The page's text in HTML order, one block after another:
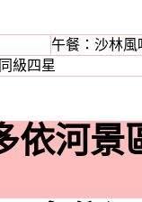
午餐：沙林風
級四星
依河景